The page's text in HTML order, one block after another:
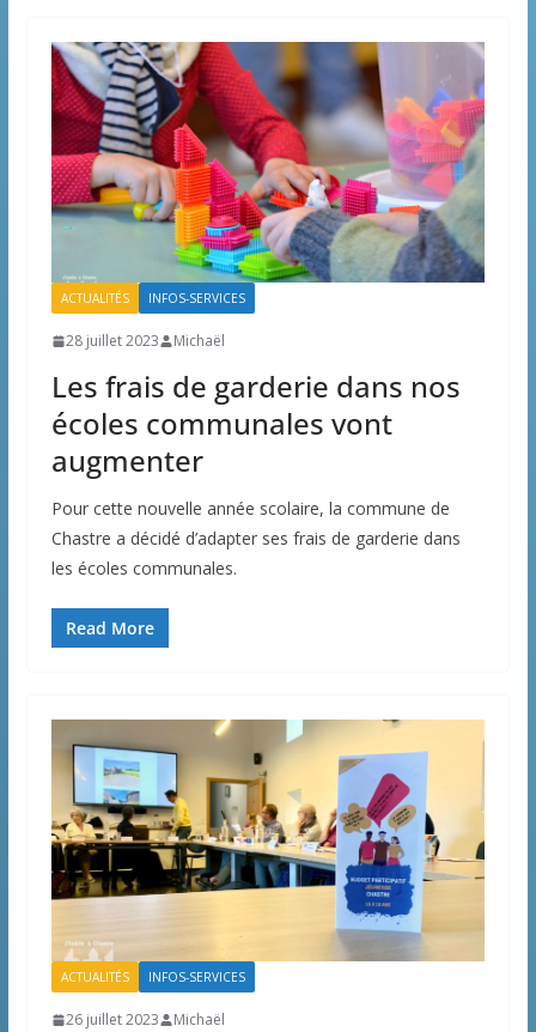
ACTUALITÉS INFOS-SERVICES
28 juillet 2023 Michaël
Les frais de garderie dans nos
écoles communales vont
augmenter
Pour cette nouvelle année scolaire, la commune de
Chastre a décidé d’adapter ses frais de garderie dans
les écoles communales.
Read More
ACTUALITÉS INFOS-SERVICES
26 juillet 2023 Michaël